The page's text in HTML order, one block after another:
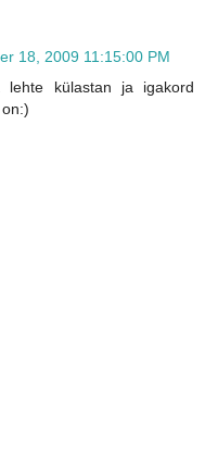
18, 2009 11:15:00 PM
külastan ja igakord